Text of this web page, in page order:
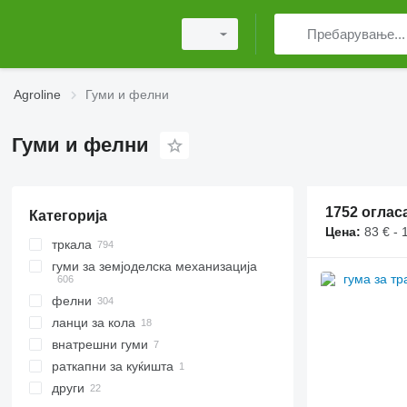
Agroline Гуми и фелни
Гуми и фелни
Категорија
тркала
гуми за земјоделска механизација
гуми за трактори
гуми за земјоделски приколки
гасеници
гуми за комбајни
гуми за шумски машини
фелни
ланци за кола
внатрешни гуми
раткапни за куќишта
други
1752
Цена: 83 € -